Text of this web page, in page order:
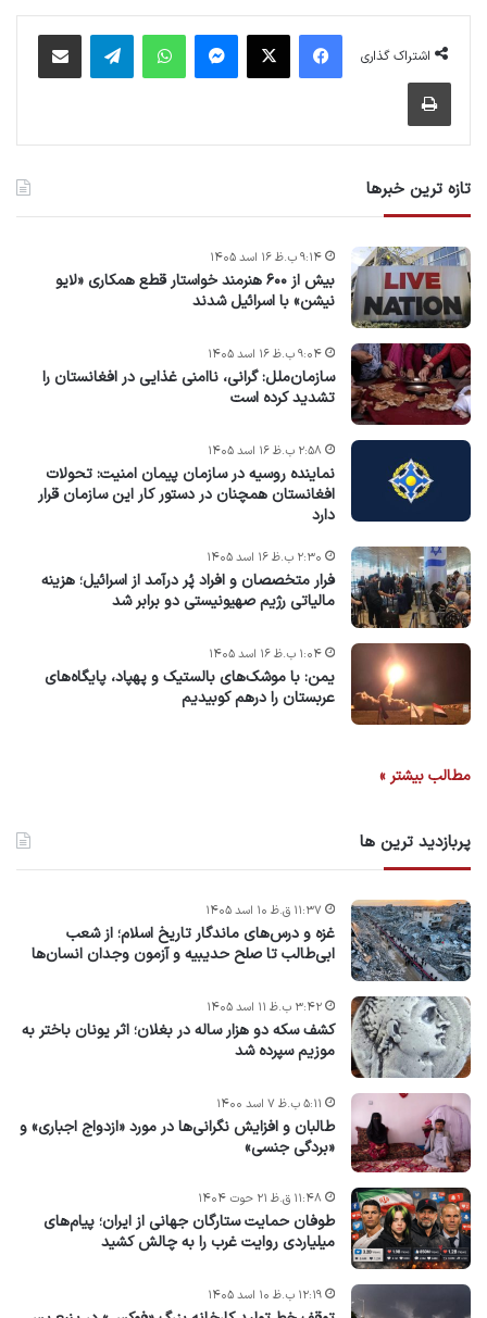
اشتراک گذاری
فیس بوک پیام رسان واتس آپ
تازه ترین خبرها
بیش از ۶۰۰ هنرمند خواستار قطع همکاری «لایو
نیشن» با اسرائیل شدند
۹:۱۴ ب.ظ ۱۶ اسد ۱۴۰۵
سازمان‌ملل: گرانی، ناامنی غذایی در افغانستان را
تشدید کرده است
۹:۰۴ ب.ظ ۱۶ اسد ۱۴۰۵
نماینده روسیه در سازمان پیمان امنیت: تحولات
افغانستان همچنان در دستور کار این سازمان قرار
دارد
۲:۵۸ ب.ظ ۱۶ اسد ۱۴۰۵
فرار متخصصان و افراد پُر درآمد از اسرائیل؛ هزینه
مالیاتی رژیم صهیونیستی دو برابر شد
۲:۳۰ ب.ظ ۱۶ اسد ۱۴۰۵
یمن: با موشک‌های بالستیک و پهپاد، پایگاه‌های
عربستان را درهم کوبیدیم
۱:۰۴ ب.ظ ۱۶ اسد ۱۴۰۵
مطالب بیشتر »
پربازدید ترین ها
غزه و درس‌های ماندگار تاریخ اسلام؛ از شعب
ابی‌طالب تا صلح حدیبیه و آزمون وجدان انسان‌ها
۱۱:۳۷ ق.ظ ۱۰ اسد ۱۴۰۵
کشف سکه دو هزار ساله در بغلان؛ اثر یونان باختر به
موزیم سپرده شد
۳:۴۲ ب.ظ ۱۱ اسد ۱۴۰۵
طالبان و افزایش نگرانی‌ها در مورد «ازدواج اجباری» و
«بردگی جنسی»
۵:۱۱ ب.ظ ۷ اسد ۱۴۰۰
طوفان حمایت ستارگان جهانی از ایران؛ پیام‌های
میلیاردی روایت غرب را به چالش کشید
۱۱:۴۸ ق.ظ ۲۱ حوت ۱۴۰۴
۱۲:۱۹ ب.ظ ۱۰ اسد ۱۴۰۵